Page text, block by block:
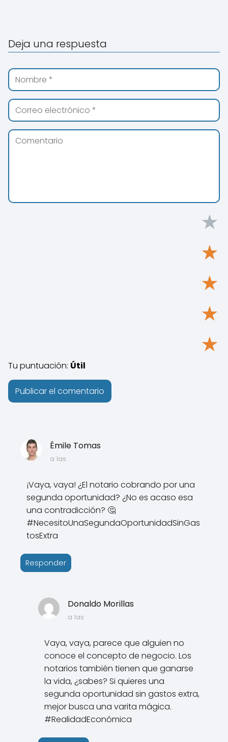
Émile Tomas
a las
¡Vaya, vaya! ¿El notario cobrando por una
segunda oportunidad? ¿No es acaso esa
una contradicción? 🤔
#NecesitoUnaSegundaOportunidadSinGas
tosExtra
Responder
Donaldo Morillas
a las
Vaya, vaya, parece que alguien no
conoce el concepto de negocio. Los
notarios también tienen que ganarse
la vida, ¿sabes? Si quieres una
segunda oportunidad sin gastos extra,
mejor busca una varita mágica.
#RealidadEconómica
Deja una respuesta
★
★
★
★
★
Tu puntuación: Útil